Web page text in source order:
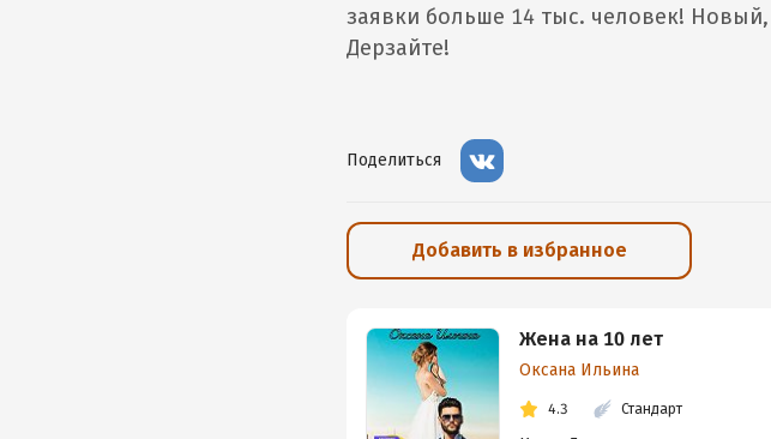
заявки больше 14 тыс. человек! Новый,
Дерзайте!
Поделиться
Добавить в избранное
Жена на 10 лет
Оксана Ильина
4.3 Стандарт